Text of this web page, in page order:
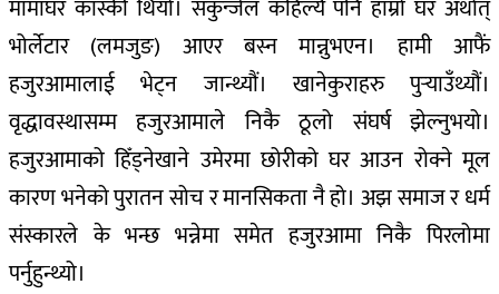
मामाघर कास्की थियो। सकुन्जेल कहिल्यै पनि हाम्रो घर अर्थात्
भोर्लेटार (लमजुङ) आएर बस्न मान्नुभएन। हामी आफैं
हजुरआमालाई भेट्न जान्थ्यौं। खानेकुराहरु पुर्‍याउँथ्यौं।
वृद्धावस्थासम्म हजुरआमाले निकै ठूलो संघर्ष झेल्नुभयो।
हजुरआमाको हिँड्नेखाने उमेरमा छोरीको घर आउन रोक्ने मूल
कारण भनेको पुरातन सोच र मानसिकता नै हो। अझ समाज र धर्म
संस्कारले के भन्छ भन्नेमा समेत हजुरआमा निकै पिरलोमा
पर्नुहुन्थ्यो।